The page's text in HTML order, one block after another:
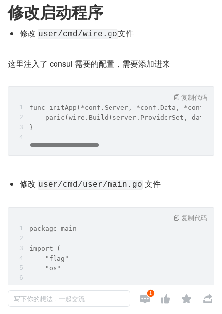
修改启动程序
修改 user/cmd/wire.go文件
这里注入了 consul 需要的配置，需要添加进来
func initApp(*conf.Server, *conf.Data,
panic(wire.Build(server.ProviderSet,
}
复制代码
修改 user/cmd/user/main.go 文件
package main
import (
    "flag"
    "os"
    "github.com/go-kratos/kratos/v2"
    "github.com/go-kratos/kratos/v2/config"
    "github.com/go-kratos/kratos/v2/config/file"
复制代码
写下你的想法，一起交流 
1   